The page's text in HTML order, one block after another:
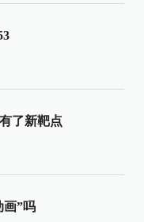
了新靶点
画”吗